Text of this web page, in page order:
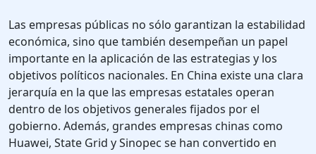
Las empresas públicas no sólo garantizan la estabilidad
económica, sino que también desempeñan un papel
importante en la aplicación de las estrategias y los
objetivos políticos nacionales. En China existe una clara
jerarquía en la que las empresas estatales operan
dentro de los objetivos generales fijados por el
gobierno. Además, grandes empresas chinas como
Huawei, State Grid y Sinopec se han convertido en